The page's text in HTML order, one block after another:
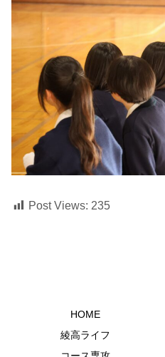
Post Views: 235
HOME
綾高ライフ